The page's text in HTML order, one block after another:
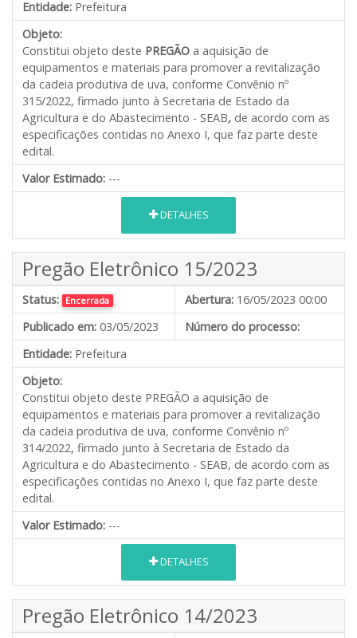
Entidade: Prefeitura
Objeto:
Constitui objeto deste PREGÃO a aquisição de
equipamentos e materiais para promover a revitalização
da cadeia produtiva de uva, conforme Convênio nº
315/2022, firmado junto à Secretaria de Estado da
Agricultura e do Abastecimento - SEAB, de acordo com as
especificações contidas no Anexo I, que faz parte deste
edital.
Valor Estimado: ---
DETALHES
Pregão Eletrônico 15/2023
Status: Encerrada Abertura: 16/05/2023 00:00
Publicado em: 03/05/2023
Número do processo:
Entidade: Prefeitura
Objeto:
Constitui objeto deste PREGÃO a aquisição de
equipamentos e materiais para promover a revitalização
da cadeia produtiva de uva, conforme Convênio nº
314/2022, firmado junto à Secretaria de Estado da
Agricultura e do Abastecimento - SEAB, de acordo com as
especificações contidas no Anexo I, que faz parte deste
edital.
Valor Estimado: ---
DETALHES
Pregão Eletrônico 14/2023